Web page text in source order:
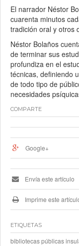
El narrador Néstor
cuarenta minutos
tradición oral y otros
Néstor Bolaños
de terminar sus
profundiza en el
técnicas, definiendo
de todo tipo de
necesidades
COMPARTE
Google+
Envía este artículo
Imprime este
ETIQUETAS
bibliotecas públicas